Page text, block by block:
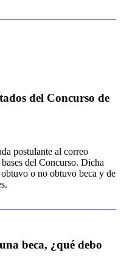
del Concurso de
postulante al correo
del Concurso. Dicha
o no obtuvo beca y de
beca, ¿qué debo